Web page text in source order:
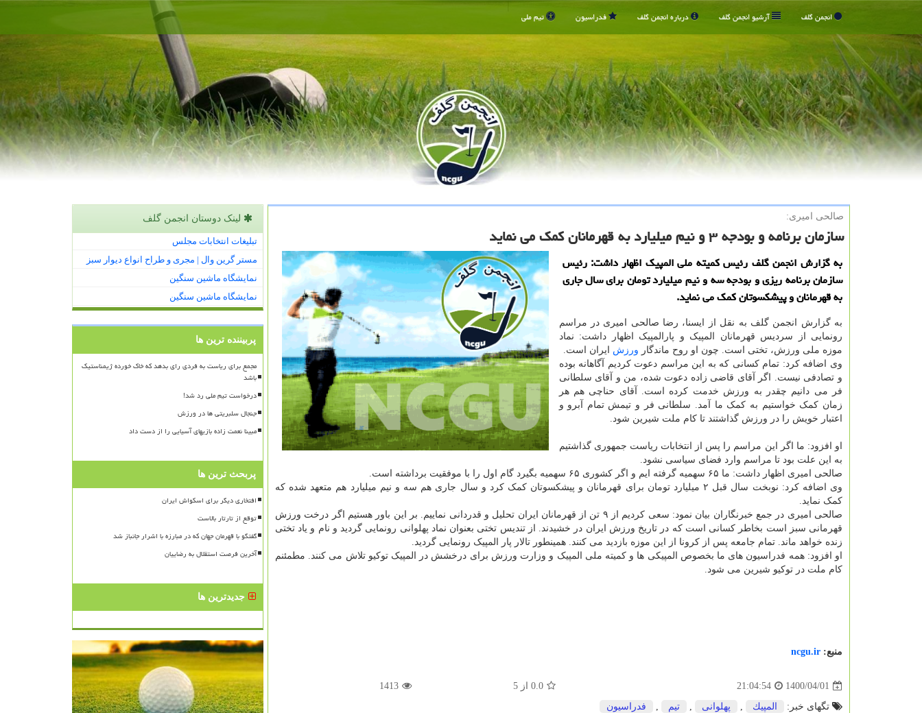
انجمن گلف آرشیو انجمن گلف درباره انجمن گلف فدراسیون تیم ملی
صالحی امیری:
سازمان برنامه و بودجه ۳ و نیم میلیارد به قهرمانان كمك می نماید
به گزارش انجمن گلف رئیس کمیته ملی المپیک اظهار داشت: رئیس
سازمان برنامه ریزی و بودجه سه و نیم میلیارد تومان برای سال جاری
به قهرمانان و پیشکسوتان کمک می نماید.
به گزارش انجمن گلف به نقل از ایسنا، رضا صالحی امیری در مراسم
رونمایی از سردیس قهرمانان المپیک و پارالمپیک اظهار داشت: نماد
موزه ملی ورزش، تختی است. چون او روح ماندگار ورزش ایران است.
وی اضافه کرد: تمام کسانی که به این مراسم دعوت کردیم آگاهانه بوده
و تصادفی نیست. اگر آقای قاضی زاده دعوت شده، من و آقای سلطانی
فر می دانیم چقدر به ورزش خدمت کرده است. آقای حناچی هم هر
زمان کمک خواستیم به کمک ما آمد. سلطانی فر و تیمش تمام آبرو و
اعتبار خویش را در ورزش گذاشتند تا کام ملت شیرین شود.
او افزود: ما اگر این مراسم را پس از انتخابات ریاست جمهوری گذاشتیم
به این علت بود تا مراسم وارد فضای سیاسی نشود.
صالحی امیری اظهار داشت: ما ۶۵ سهمیه گرفته ایم و اگر کشوری ۶۵ سهمیه بگیرد گام اول را با موفقیت برداشته است.
وی اضافه کرد: نوبخت سال قبل ۲ میلیارد تومان برای قهرمانان و پیشکسوتان کمک کرد و سال جاری هم سه و نیم میلیارد هم متعهد شده که
کمک نماید.
صالحی امیری در جمع خبرنگاران بیان نمود: سعی کردیم از ۹ تن از قهرمانان ایران تحلیل و قدردانی نماییم. بر این باور هستیم اگر درخت ورزش
قهرمانی سبز است بخاطر کسانی است که در تاریخ ورزش ایران در خشیدند. از تندیس تختی بعنوان نماد پهلوانی رونمایی گردید و نام و یاد تختی
زنده خواهد ماند. تمام جامعه پس از کرونا از این موزه بازدید می کنند. همینطور تالار پار المپیک رونمایی گردید.
او افزود: همه فدراسیون های ما بخصوص المپیکی ها و کمیته ملی المپیک و وزارت ورزش برای درخشش در المپیک توکیو تلاش می کنند. مطمئنم
کام ملت در توکیو شیرین می شود.
منبع: ncgu.ir
1400/04/01
21:04:54
0.0 از5
1413
تگهای خبر: المپیك , پهلوانی , تیم , فدراسیون
لینک دوستان انجمن گلف
تبلیغات انتخابات مجلس
مستر گرین وال | مجری و طراح انواع دیوار سبز
نمایشگاه ماشین سنگین
نمایشگاه ماشین سنگین
پربیننده ترین ها
مجمع برای ریاست به فردی رای بدهد که خاک خورده ژیمناستیک
باشد
درخواست تیم ملی رد شد!
جنجال سلبریتی ها در ورزش
مبینا نعمت زاده بازیهای آسیایی را از دست داد
پربحث ترین ها
افتخاری دیگر برای اسکواش ایران
توقع از تارتار بالاست
گفتگو با قهرمان جهان که در مبارزه با اشرار جانباز شد
آخرین فرصت استقلال به رضاییان
جدیدترین ها